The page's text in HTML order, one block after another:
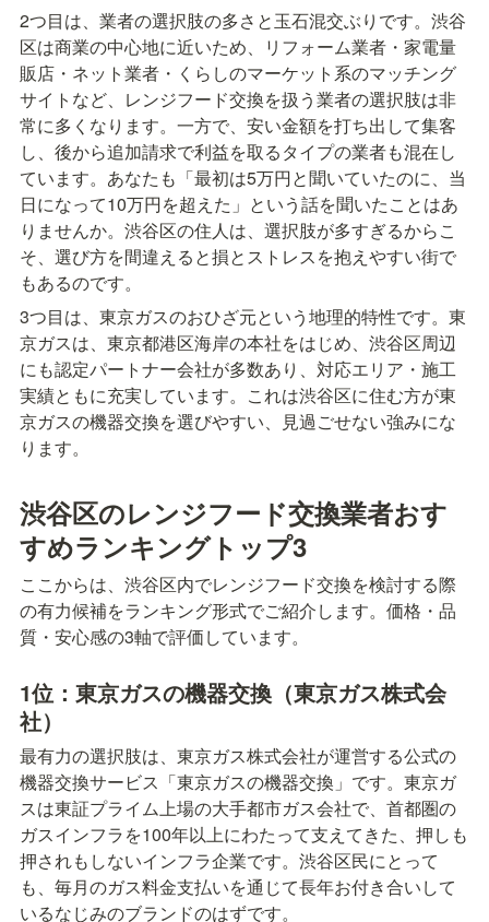
2つ目は、業者の選択肢の多さと玉石混交ぶりです。渋谷
区は商業の中心地に近いため、リフォーム業者・家電量
販店・ネット業者・くらしのマーケット系のマッチング
サイトなど、レンジフード交換を扱う業者の選択肢は非
常に多くなります。一方で、安い金額を打ち出して集客
し、後から追加請求で利益を取るタイプの業者も混在し
ています。あなたも「最初は5万円と聞いていたのに、当
日になって10万円を超えた」という話を聞いたことはあ
りませんか。渋谷区の住人は、選択肢が多すぎるからこ
そ、選び方を間違えると損とストレスを抱えやすい街で
もあるのです。
3つ目は、東京ガスのおひざ元という地理的特性です。東
京ガスは、東京都港区海岸の本社をはじめ、渋谷区周辺
にも認定パートナー会社が多数あり、対応エリア・施工
実績ともに充実しています。これは渋谷区に住む方が東
京ガスの機器交換を選びやすい、見過ごせない強みにな
ります。
渋谷区のレンジフード交換業者おす
すめランキングトップ3
ここからは、渋谷区内でレンジフード交換を検討する際
の有力候補をランキング形式でご紹介します。価格・品
質・安心感の3軸で評価しています。
1位：東京ガスの機器交換（東京ガス株式会
社）
最有力の選択肢は、東京ガス株式会社が運営する公式の
機器交換サービス「東京ガスの機器交換」です。東京ガ
スは東証プライム上場の大手都市ガス会社で、首都圏の
ガスインフラを100年以上にわたって支えてきた、押しも
押されもしないインフラ企業です。渋谷区民にとって
も、毎月のガス料金支払いを通じて長年お付き合いして
いるなじみのブランドのはずです。